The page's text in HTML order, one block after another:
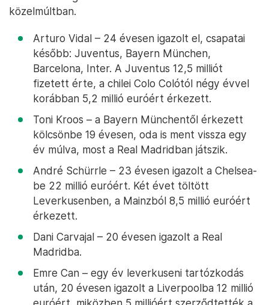
közelmúltban.
Arturo Vidal – 24 évesen igazolt el, csapatai
később: Juventus, Bayern München,
Barcelona, Inter. A Juventus 12,5 milliót
fizetett érte, a chilei Colo Colótól négy évvel
korábban 5,2 millió euróért érkezett.
Toni Kroos – a Bayern Münchentől érkezett
kölcsönbe 19 évesen, oda is ment vissza egy
év múlva, most a Real Madridban játszik.
André Schürrle – 23 évesen igazolt a Chelsea-
be 22 millió euróért. Két évet töltött
Leverkusenben, a Mainzból 8,5 millió euróért
érkezett.
Dani Carvajal – 20 évesen igazolt a Real
Madridba.
Emre Can – egy év leverkuseni tartózkodás
után, 20 évesen igazolt a Liverpoolba 12 millió